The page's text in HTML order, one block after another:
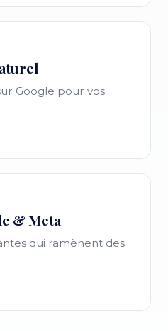
Google pour vos
& Meta
qui ramènent des